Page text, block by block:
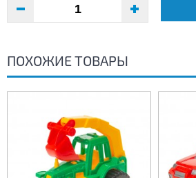
ПОХОЖИЕ ТОВАРЫ